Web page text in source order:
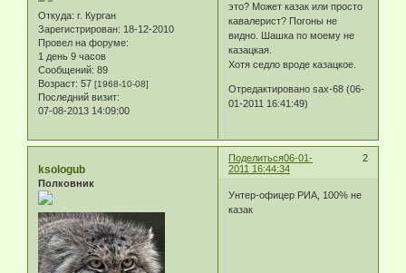
Откуда: г. Курган
Зарегистрирован: 18-12-2010
Провел на форуме:
1 день 9 часов
Сообщений: 89
Возраст: 57 [1968-10-08]
Последний визит:
07-08-2013 14:09:00
это? Может казак или просто
кавалерист? Погоны не
видно. Шашка по моему не
казацкая.
Хотя седло вроде казацкое.
Отредактировано sax-68 (06-
01-2011 16:41:49)
Поделиться 2
06-01-
2011 16:44:34
ksologub
Полковник
Унтер-офицер РИА, 100% не
казак